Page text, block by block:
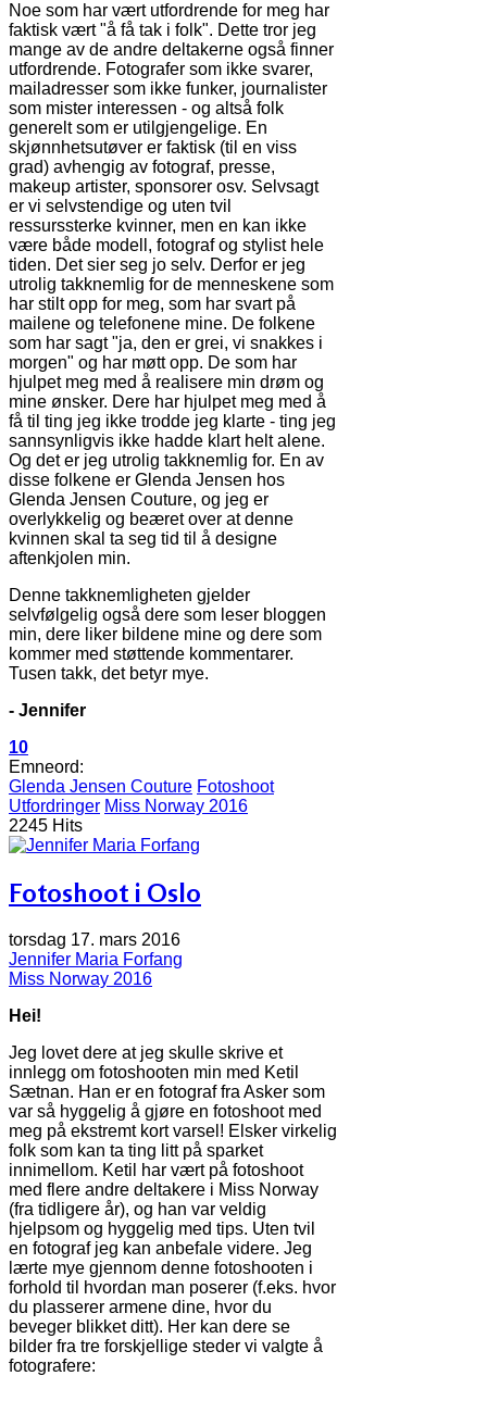
Noe som har vært utfordrende for meg har
faktisk vært "å få tak i folk". Dette tror jeg
mange av de andre deltakerne også finner
utfordrende. Fotografer som ikke svarer,
mailadresser som ikke funker, journalister
som mister interessen - og altså folk
generelt som er utilgjengelige. En
skjønnhetsutøver er faktisk (til en viss
grad) avhengig av fotograf, presse,
makeup artister, sponsorer osv. Selvsagt
er vi selvstendige og uten tvil
ressurssterke kvinner, men en kan ikke
være både modell, fotograf og stylist hele
tiden. Det sier seg jo selv. Derfor er jeg
utrolig takknemlig for de menneskene som
har stilt opp for meg, som har svart på
mailene og telefonene mine. De folkene
som har sagt "ja, den er grei, vi snakkes i
morgen" og har møtt opp. De som har
hjulpet meg med å realisere min drøm og
mine ønsker. Dere har hjulpet meg med å
få til ting jeg ikke trodde jeg klarte - ting jeg
sannsynligvis ikke hadde klart helt alene.
Og det er jeg utrolig takknemlig for. En av
disse folkene er Glenda Jensen hos
Glenda Jensen Couture, og jeg er
overlykkelig og beæret over at denne
kvinnen skal ta seg tid til å designe
aftenkjolen min.
Denne takknemligheten gjelder
selvfølgelig også dere som leser bloggen
min, dere liker bildene mine og dere som
kommer med støttende kommentarer.
Tusen takk, det betyr mye.
- Jennifer
10
Emneord:
Glenda Jensen Couture Fotoshoot
Utfordringer Miss Norway 2016
2245 Hits
Fotoshoot i Oslo
torsdag 17. mars 2016
Jennifer Maria Forfang
Miss Norway 2016
Hei!
Jeg lovet dere at jeg skulle skrive et
innlegg om fotoshooten min med Ketil
Sætnan. Han er en fotograf fra Asker som
var så hyggelig å gjøre en fotoshoot med
meg på ekstremt kort varsel! Elsker virkelig
folk som kan ta ting litt på sparket
innimellom. Ketil har vært på fotoshoot
med flere andre deltakere i Miss Norway
(fra tidligere år), og han var veldig
hjelpsom og hyggelig med tips. Uten tvil
en fotograf jeg kan anbefale videre. Jeg
lærte mye gjennom denne fotoshooten i
forhold til hvordan man poserer (f.eks. hvor
du plasserer armene dine, hvor du
beveger blikket ditt). Her kan dere se
bilder fra tre forskjellige steder vi valgte å
fotografere: